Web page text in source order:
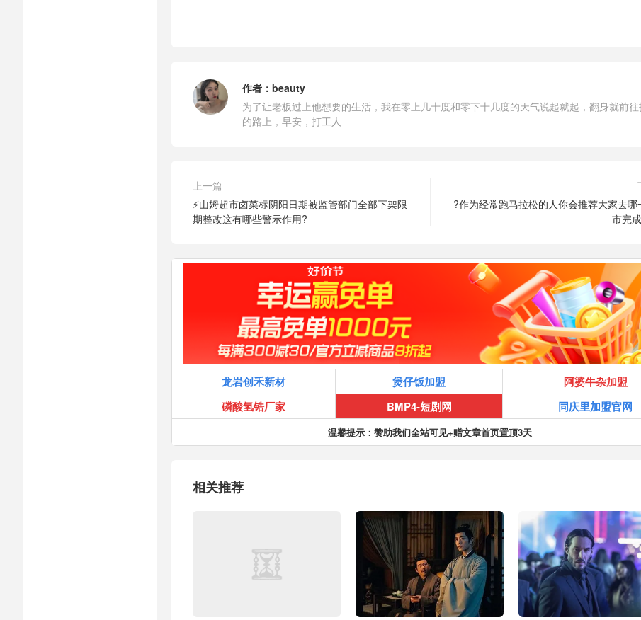
作者： beauty
为了让老板过上他想要的生活，我在零上几十度和零下十几度的天气说起就起，翻身就前往
的路上，早安，打工人
上一篇
⚡山姆超市卤菜标阴阳日期被监管部门全部下架限
期整改这有哪些警示作用?
?作为经常跑马拉松的人你会推荐大家去哪
市完
龙岩创禾新材 煲仔饭加盟
阿婆牛杂加盟
磷酸氢锆厂家
BMP4-短剧网 同庆里加盟官网
温馨提示：赞助我们全站可见+赠文章首页置顶3天
相关推荐